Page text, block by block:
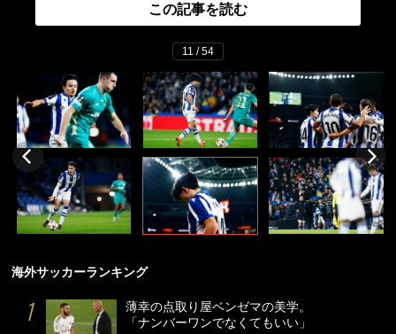
この記事を読む
11 / 54
海外サッカーランキング
薄幸の点取り屋ベンゼマの美学。
「ナンバーワンでなくてもいい」